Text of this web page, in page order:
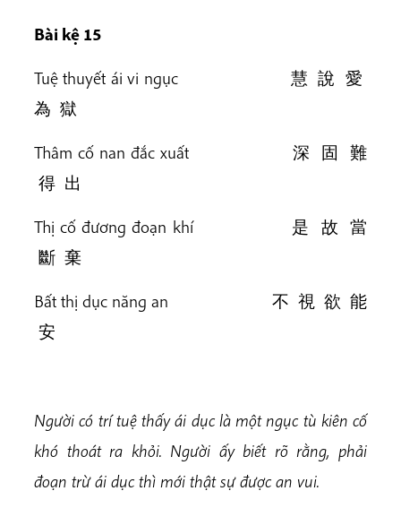
Bài kệ 15
Tuệ thuyết ái vi ngục 慧 說 愛
為 獄
Thâm cố nan đắc xuất 深 固 難
得 出
Thị cố đương đoạn khí 是 故 當
斷 棄
Bất thị dục năng an 不 視 欲 能
安
Người có trí tuệ thấy ái dục là một ngục tù kiên cố
khó thoát ra khỏi. Người ấy biết rõ rằng, phải
đoạn trừ ái dục thì mới thật sự được an vui.